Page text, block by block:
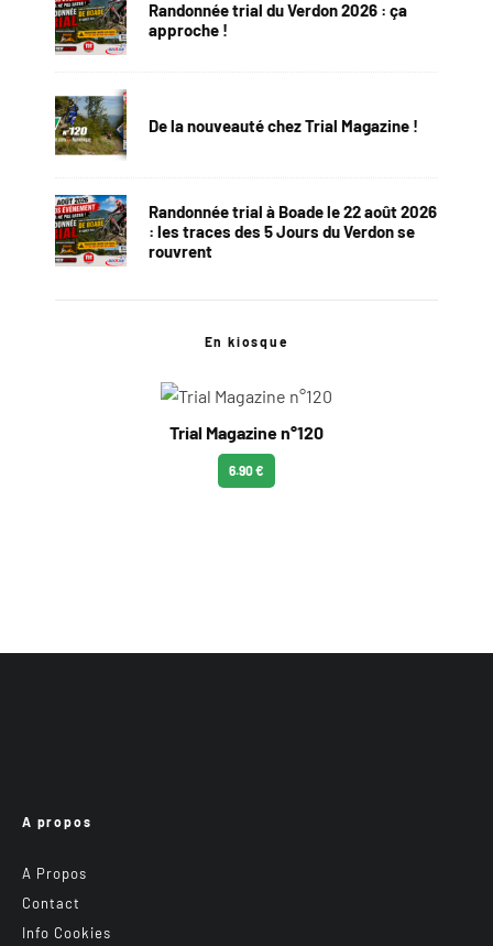
Randonnée trial du Verdon 2026 : ça
approche !
De la nouveauté chez Trial Magazine !
Randonnée trial à Boade le 22 août 2026
: les traces des 5 Jours du Verdon se
rouvrent
En kiosque
Trial Magazine n°120
6.90 €
A propos
A Propos
Contact
Info Cookies